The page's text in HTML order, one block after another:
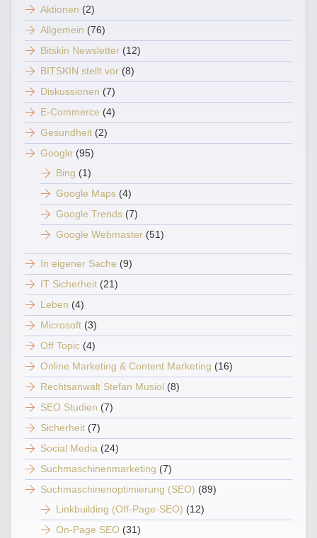
Aktionen (2)
Allgemein (76)
Bitskin Newsletter (12)
BITSKIN stellt vor (8)
Diskussionen (7)
E-Commerce (4)
Gesundheit (2)
Google (95)
Bing (1)
Google Maps (4)
Google Trends (7)
Google Webmaster (51)
In eigener Sache (9)
IT Sicherheit (21)
Leben (4)
Microsoft (3)
Off Topic (4)
Online Marketing & Content Marketing (16)
Rechtsanwalt Stefan Musiol (8)
SEO Studien (7)
Sicherheit (7)
Social Media (24)
Suchmaschinenmarketing (7)
Suchmaschinenoptimierung (SEO) (89)
Linkbuilding (Off-Page-SEO) (12)
On-Page SEO (31)